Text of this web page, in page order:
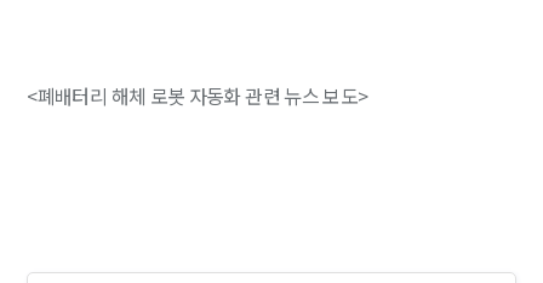
<폐배터리 해체 로봇 자동화 관련 뉴스 보도>